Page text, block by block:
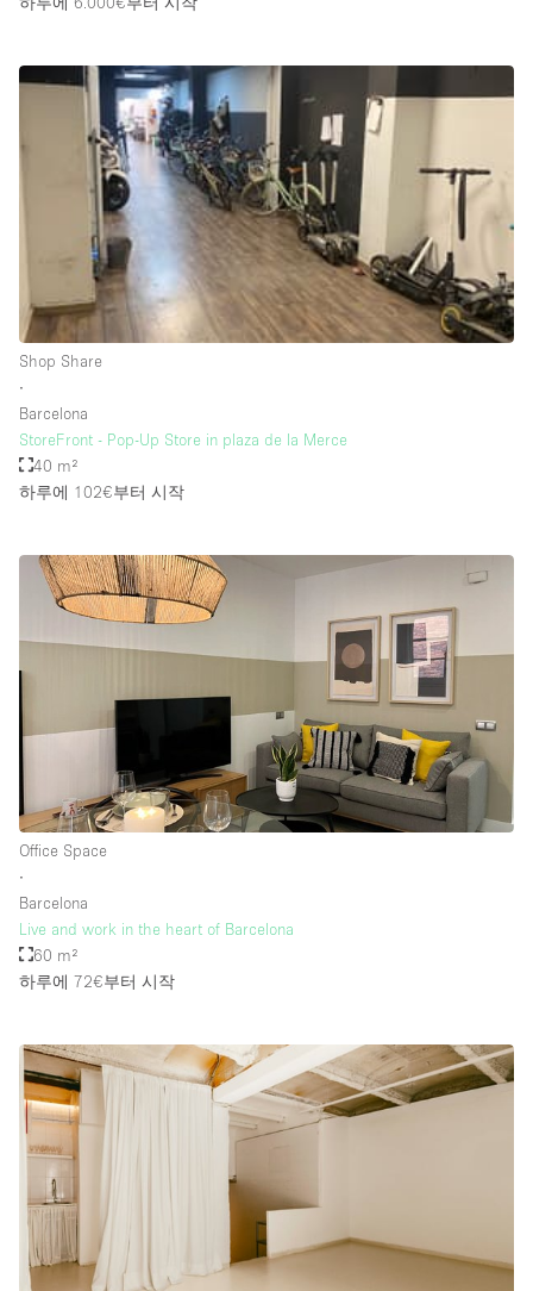
Liquor Licence
Multiple Rooms
Office Equipment
Private Parking
Raw
Rooftop / Terrace
Security System
Soundproof
Stock Room
Street Level
Terrace
Toilets
Whitebox / Minimal
층 / 접근성:
1층 앞마당
위치한 거리
테라스
윗층
기타
Shop Share
∙
Barcelona
StoreFront - Pop-Up Store in plaza de la Merce
40 m²
하루에 102€부터 시작
Office Space
∙
Barcelona
Live and work in the heart of Barcelona
60 m²
하루에 72€부터 시작